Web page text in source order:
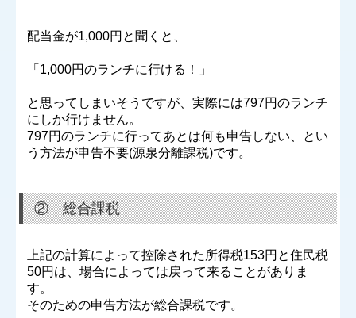
配当金が1,000円と聞くと、
「1,000円のランチに行ける！」
と思ってしまいそうですが、実際には797円のランチ
にしか行けません。
797円のランチに行ってあとは何も申告しない、とい
う方法が申告不要(源泉分離課税)です。
② 総合課税
上記の計算によって控除された所得税153円と住民税
50円は、場合によっては戻って来ることがありま
す。
そのための申告方法が総合課税です。